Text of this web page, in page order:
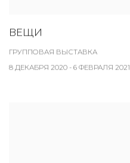
ВЕЩИ
ГРУППОВАЯ ВЫСТАВКА
8 ДЕКАБРЯ 2020 - 6 ФЕВРАЛЯ 2021